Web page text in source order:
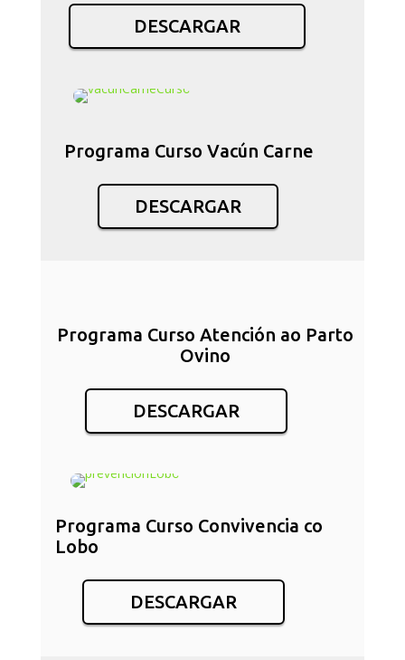
DESCARGAR
Programa Curso Vacún Carne
DESCARGAR
Programa Curso Atención ao Parto
Ovino
DESCARGAR
Programa Curso Convivencia co
Lobo
DESCARGAR